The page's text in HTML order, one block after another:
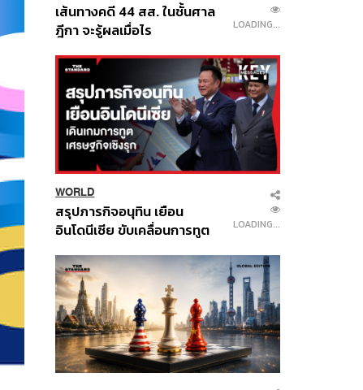
เส้นทางคดี 44 สส. ในชั้นศาล
ฎีกา จะรู้ผลเมื่อไร
LOADING...
WORLD
สรุปภารกิจอนุทิน เยือน
อินโดนีเซีย ขับเคลื่อนการทูต
ส่วนยุทธศาสตร์ไทย –
อินโดนีเซีย
LOADING...